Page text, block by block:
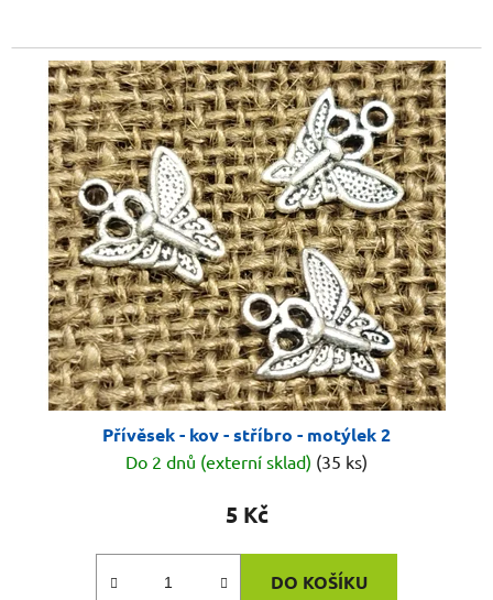
Přívěsek - kov - stříbro - motýlek 2
Do 2 dnů (externí sklad) (35 ks)
5 Kč
DO KOŠÍKU